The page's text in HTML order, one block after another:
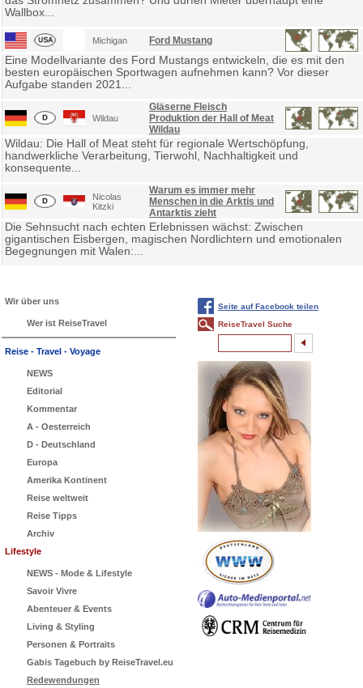
Wallbox...
Michigan Ford Mustang
Eine Modellvariante des Ford Mustangs entwickeln, die es mit den
besten europäischen Sportwagen aufnehmen kann? Vor dieser
Aufgabe standen 2021...
Wildau
Gläserne Fleisch
Produktion der Hall of Meat
Wildau
Wildau: Die Hall of Meat steht für regionale Wertschöpfung,
handwerkliche Verarbeitung, Tierwohl, Nachhaltigkeit und
konsequente...
Nicolas
Kitzki
Warum es immer mehr
Menschen in die Arktis und
Antarktis zieht
Die Sehnsucht nach echten Erlebnissen wächst: Zwischen
gigantischen Eisbergen, magischen Nordlichtern und emotionalen
Begegnungen mit Walen:...
Wir über uns
Wer ist ReiseTravel
Reise - Travel - Voyage
NEWS
Editorial
Kommentar
A - Oesterreich
D - Deutschland
Europa
Amerika Kontinent
Reise weltweit
Reise Tipps
Archiv
Lifestyle
NEWS - Mode & Lifestyle
Savoir Vivre
Abenteuer & Events
Living & Styling
Personen & Portraits
Gabis Tagebuch by ReiseTravel.eu
Redewendungen
Seite auf Facebook teilen
ReiseTravel Suche